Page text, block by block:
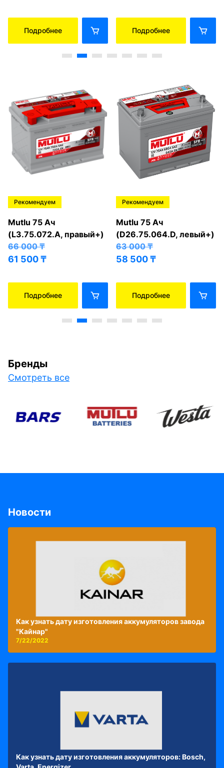
Подробнее Подробнее
Рекомендуем
Mutlu 75 Ач
(L3.75.072.A, правый+)
66 000₸
61 500₸
Подробнее
Рекомендуем
Mutlu 75 Ач
(D26.75.064.D, левый+)
63 000₸
58 500₸
Подробнее
Бренды
Смотреть все
Новости
Как узнать дату изготовления аккумуляторов завода
"Кайнар"
7/22/2022
Как узнать дату изготовления аккумуляторов: Bosch,